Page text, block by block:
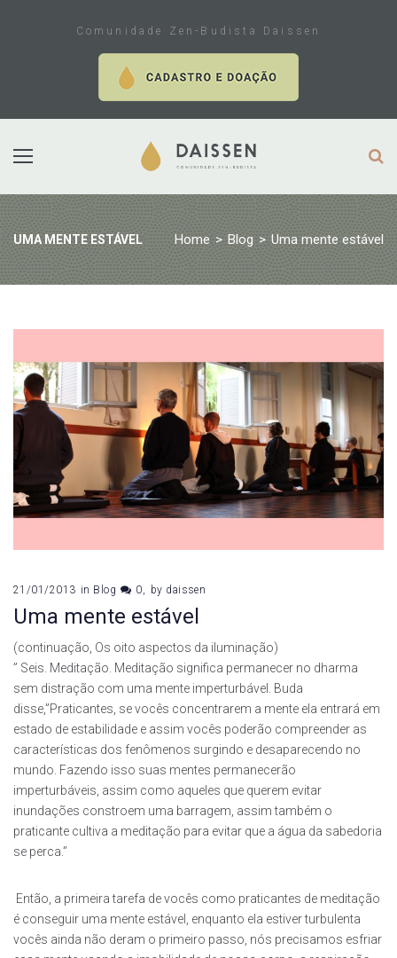
Comunidade Zen-Budista Daissen
UMA MENTE ESTÁVEL Home > Blog > Uma mente estável
21/01/2013 in Blog 0 by daissen
Uma mente estável
(continuação, Os oito aspectos da iluminação)
” Seis. Meditação. Meditação significa permanecer no dharma
sem distração com uma mente imperturbável. Buda
disse,”Praticantes, se vocês concentrarem a mente ela entrará em
estado de estabilidade e assim vocês poderão compreender as
características dos fenômenos surgindo e desaparecendo no
mundo. Fazendo isso suas mentes permanecerão
imperturbáveis, assim como aqueles que querem evitar
inundações constroem uma barragem, assim também o
praticante cultiva a meditação para evitar que a água da sabedoria
se perca.”
Então, a primeira tarefa de vocês como praticantes de meditação
é conseguir uma mente estável, enquanto ela estiver turbulenta
vocês ainda não deram o primeiro passo, nós precisamos esfriar